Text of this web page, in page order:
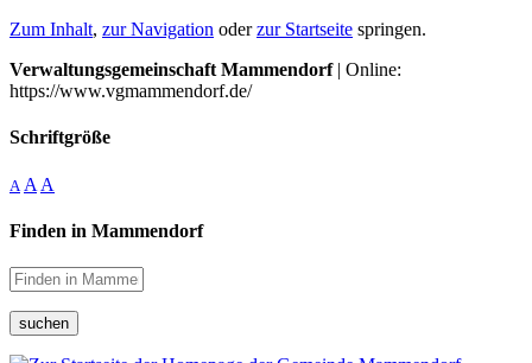
Zum Inhalt, zur Navigation oderzur Startseite springen.
Verwaltungsgemeinschaft Mammendorf| Online:
https://www.vgmammendorf.de/
Schriftgröße
A A A
Finden in Mammendorf
suchen